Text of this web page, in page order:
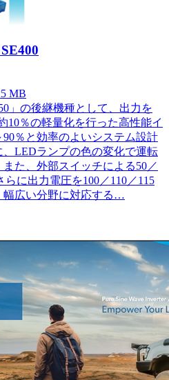
MB
」の後継機種として、出力を
10％の軽量化を行った高性能イ
90％と効率のよいシステム設計
、LEDランプの色の変化で運転
た、外部スイッチによる50／
に出力電圧を100／110／115
幅広い分野に対応する…